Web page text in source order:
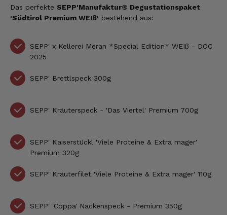
Das perfekte SEPP'Manufaktur® Degustationspaket
'Südtirol Premium WEIß' bestehend aus:
SEPP' x Kellerei Meran *Special Edition* WEIß - DOC
2025
SEPP' Brettlspeck 300g
SEPP' Kräuterspeck - 'Das Viertel' Premium 700g
SEPP' Kaiserstückl 'Viele Proteine & Extra mager'
Premium 320g
SEPP' Kräuterfilet 'Viele Proteine & Extra mager' 110g
SEPP' 'Coppa' Nackenspeck - Premium 350g